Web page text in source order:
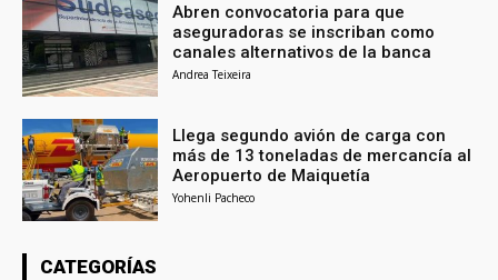
Abren convocatoria para que
aseguradoras se inscriban como
canales alternativos de la banca
Andrea Teixeira
Llega segundo avión de carga con
más de 13 toneladas de mercancía al
Aeropuerto de Maiquetía
Yohenli Pacheco
CATEGORÍAS